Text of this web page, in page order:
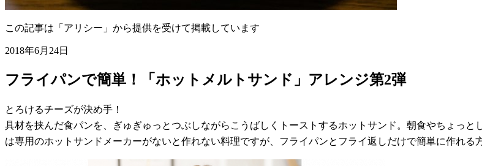
この記事は「アリシー」から提供を受けて掲載しています
2018年6月24日
フライパンで簡単！「ホットメルトサンド」アレンジ第2弾
とろけるチーズが決め手！
具材を挟んだ食パンを、ぎゅぎゅっとつぶしながらこうばしくトーストするホットサンド。朝食やちょっ
は専用のホットサンドメーカーがないと作れない料理ですが、フライパンとフライ返しだけで簡単に作れる